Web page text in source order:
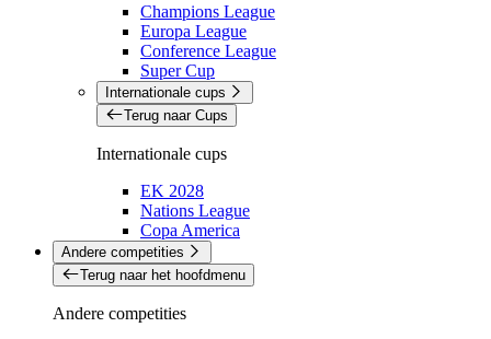
Champions League
Europa League
Conference League
Super Cup
Internationale cups
Terug naar Cups
Internationale cups
EK 2028
Nations League
Copa America
Andere competities
Terug naar het hoofdmenu
Andere competities